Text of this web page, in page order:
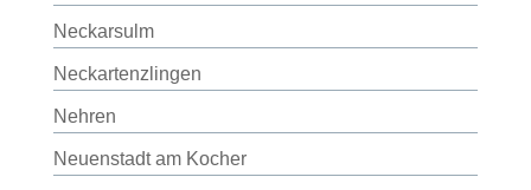
Neckarsulm
Neckartenzlingen
Nehren
Neuenstadt am Kocher